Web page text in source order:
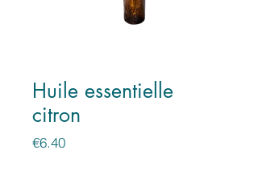
Huile essentielle
citron
€6.40Price